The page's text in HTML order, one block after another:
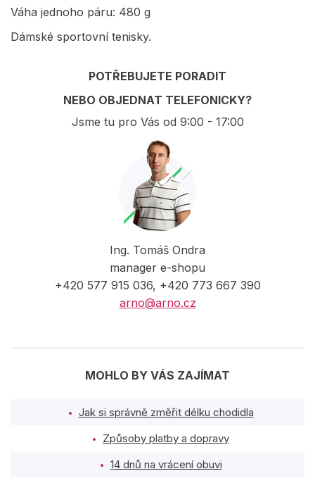
Váha jednoho páru: 480 g
Dámské sportovní tenisky.
POTŘEBUJETE PORADIT
NEBO OBJEDNAT TELEFONICKY?
Jsme tu pro Vás od 9:00 - 17:00
Ing. Tomáš Ondra
manager e-shopu
+420 577 915 036, +420 773 667 390
arno@arno.cz
MOHLO BY VÁS ZAJÍMAT
Jak si správně změřit délku chodidla
Způsoby platby a dopravy
14 dnů na vrácení obuvi